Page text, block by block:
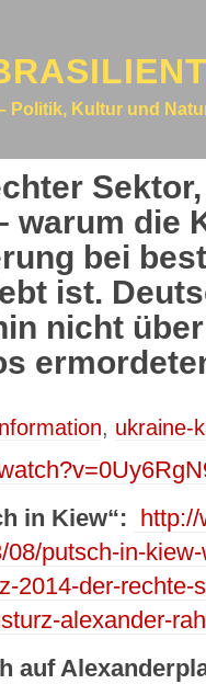
Politik, Kultur und
warum die
bei
ist.
nicht
, ukraine-
in Kiew“:
08/putsch-in-
2014-der-
alexander-
auf